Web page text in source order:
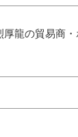
龍の貿易商